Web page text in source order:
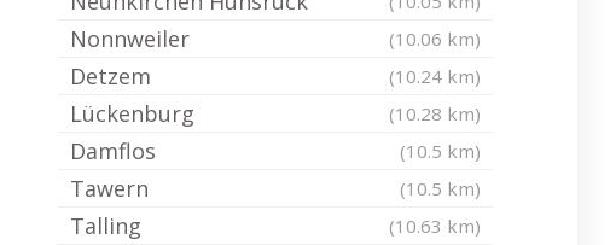
Nonnweiler (10.06 km)
Detzem (10.24 km)
Lückenburg (10.28 km)
Damflos (10.5 km)
Tawern (10.5 km)
Talling (10.63 km)